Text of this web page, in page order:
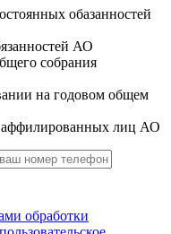
обазанностей
АО
собрания
на годовом общем
аффилированных лиц АО
обработки